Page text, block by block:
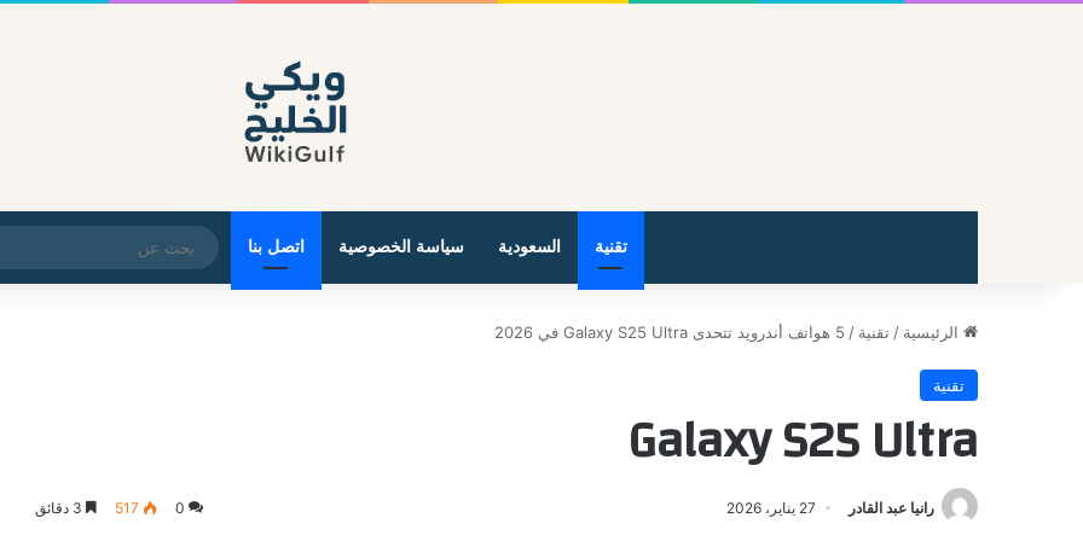
تقنية السعودية سياسة الخصوصية اتصل بنا
الرئيسية / تقنية / 5 هواتف أندرويد تتحدى Galaxy S25 Ultra في 2026
تقنية
Galaxy S25 Ultra
رانيا عبد القادر 27 يناير، 2026 0
517